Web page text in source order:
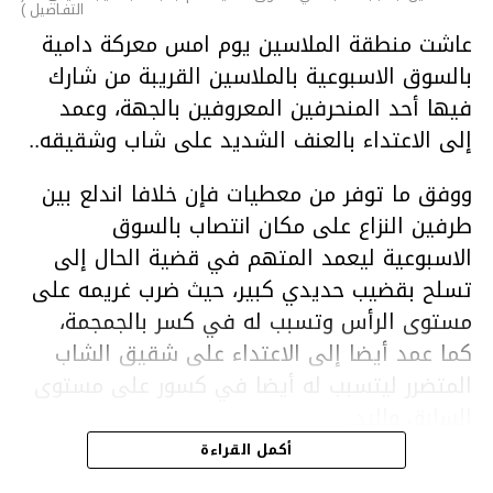
التفـاصيل )
عاشت منطقة الملاسين يوم امس معركة دامية
بالسوق الاسبوعية بالملاسين القريبة من شارك
فيها أحد المنحرفين المعروفين بالجهة، وعمد
إلى الاعتداء بالعنف الشديد على شاب وشقيقه..
ووفق ما توفر من معطيات فإن خلافا اندلع بين
طرفين النزاع على مكان انتصاب بالسوق
الاسبوعية ليعمد المتهم في قضية الحال إلى
تسلح بقضيب حديدي كبير، حيث ضرب غريمه على
مستوى الرأس وتسبب له في كسر بالجمجمة،
كما عمد أيضا إلى الاعتداء على شقيق الشاب
المتضرر ليتسبب له أيضا في كسور على مستوى
هذا وقد تمكن أعوان مركز الأمن الوطني بحي
هلال في توقيت قياسي من محاصرة المشتبه به
أكمل القراءة